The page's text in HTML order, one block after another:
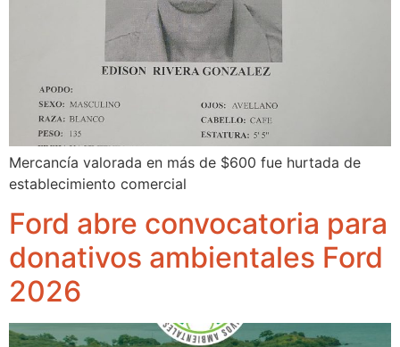
Mercancía valorada en más de $600 fue hurtada de
establecimiento comercial
Ford abre convocatoria para
donativos ambientales Ford
2026